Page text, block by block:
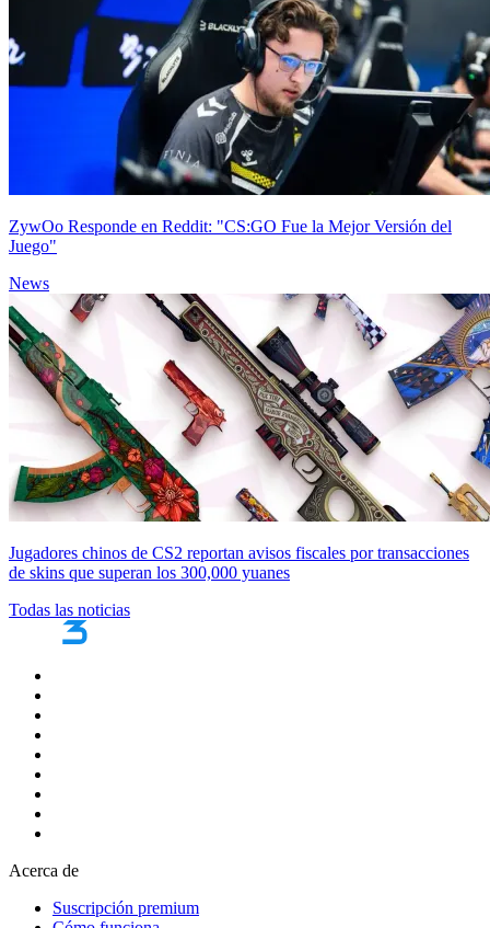
ZywOo Responde en Reddit: "CS:GO Fue la Mejor Versión del
Juego"
News
Jugadores chinos de CS2 reportan avisos fiscales por transacciones
de skins que superan los 300,000 yuanes
Todas las noticias
Acerca de
Suscripción premium